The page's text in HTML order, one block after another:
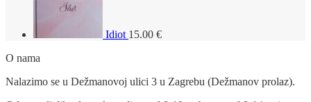
Idiot 15.00 €
O nama
Nalazimo se u Dežmanovoj ulici 3 u Zagrebu (Dežmanov prolaz).